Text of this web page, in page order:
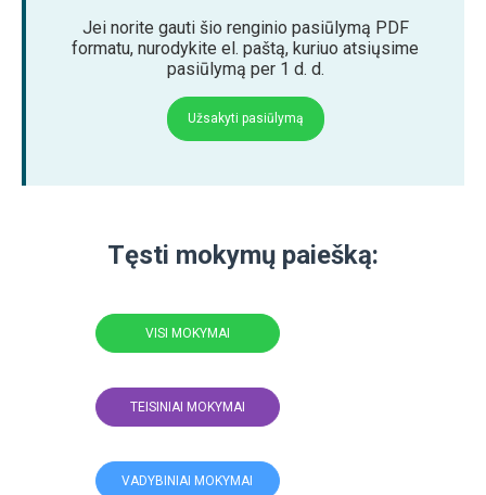
Jei norite gauti šio renginio pasiūlymą PDF
formatu, nurodykite el. paštą, kuriuo atsiųsime
pasiūlymą per 1 d. d.
Užsakyti pasiūlymą
Tęsti mokymų paiešką:
VISI MOKYMAI
TEISINIAI MOKYMAI
VADYBINIAI MOKYMAI